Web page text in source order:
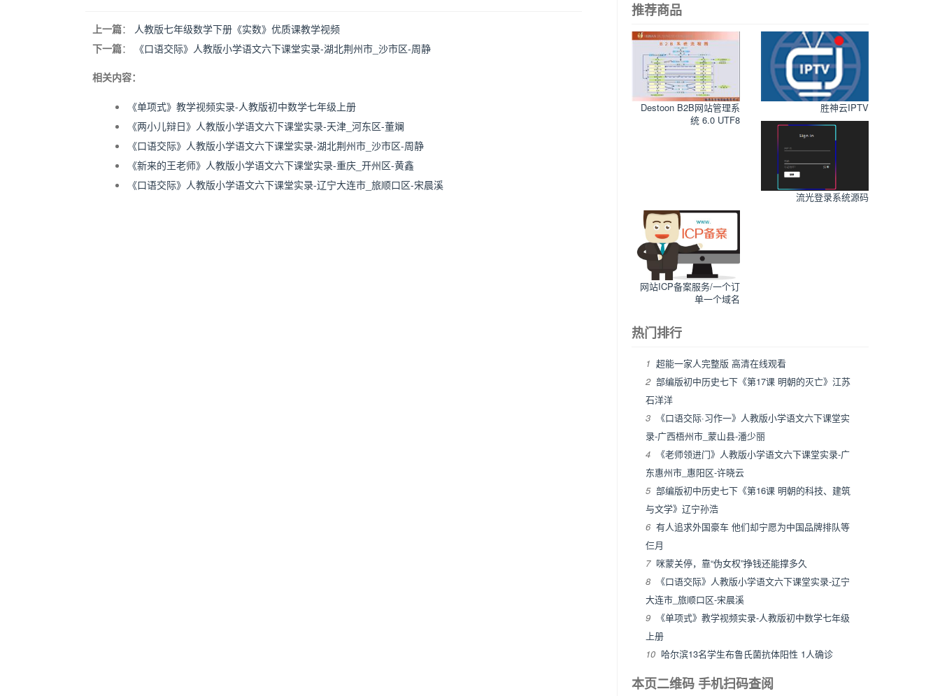
上一篇： 人教版七年级数学下册《实数》优质课教学视频
下一篇： 《口语交际》人教版小学语文六下课堂实录-湖北荆州市_沙市区-周静
相关内容：
《单项式》教学视频实录-人教版初中数学七年级上册
《两小儿辩日》人教版小学语文六下课堂实录-天津_河东区-董斓
《口语交际》人教版小学语文六下课堂实录-湖北荆州市_沙市区-周静
《新来的王老师》人教版小学语文六下课堂实录-重庆_开州区-黄鑫
《口语交际》人教版小学语文六下课堂实录-辽宁大连市_旅顺口区-宋晨溪
推荐商品
Destoon B2B网站管理系
统 6.0 UTF8
胜神云IPTV
流光登录系统源码
网站ICP备案服务/一个订
单一个域名
热门排行
1 超能一家人完整版 高清在线观看
2 部编版初中历史七下《第17课 明朝的灭亡》江苏
石洋洋
3
《口语交际·习作一》人教版小学语文六下课堂实
录-广西梧州市_蒙山县-潘少丽
4
《老师领进门》人教版小学语文六下课堂实录-广
东惠州市_惠阳区-许晓云
5 部编版初中历史七下《第16课 明朝的科技、建筑
与文学》辽宁孙浩
6 有人追求外国豪车 他们却宁愿为中国品牌排队等
仨月
7 咪蒙关停，靠“伪女权”挣钱还能撑多久
8
《口语交际》人教版小学语文六下课堂实录-辽宁
大连市_旅顺口区-宋晨溪
9
《单项式》教学视频实录-人教版初中数学七年级
上册
10 哈尔滨13名学生布鲁氏菌抗体阳性 1人确诊
本页二维码 手机扫码查阅